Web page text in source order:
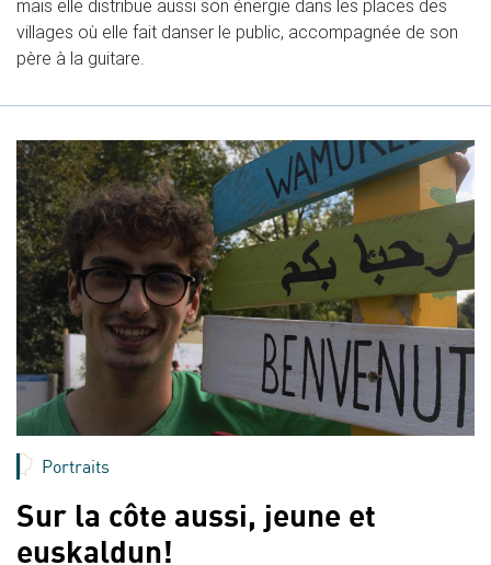
mais elle distribue aussi son énergie dans les places des
villages où elle fait danser le public, accompagnée de son
père à la guitare.
Portraits
Sur la côte aussi, jeune et
euskaldun!